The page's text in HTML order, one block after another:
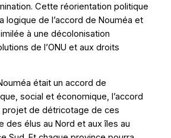
Cette réorientation politique
logique de l’accord de Nouméa et
à une décolonisation
de l’ONU et aux droits
était un accord de
social et économique, l’accord
projet de détricotage de ces
des élus au Nord et aux îles au